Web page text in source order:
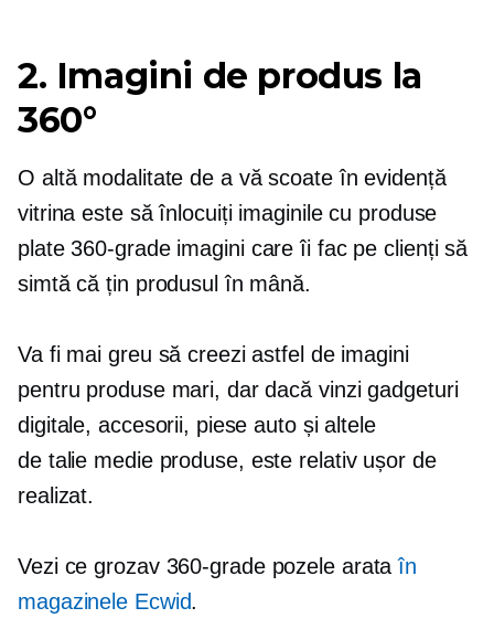
2. Imagini de produs la
360°
O altă modalitate de a vă scoate în evidență
vitrina este să înlocuiți imaginile cu produse
plate360-gradeimagini care îi fac pe clienți să
simtă că țin produsul în mână.
Va fi mai greu să creezi astfel de imagini
pentru produse mari, dar dacă vinzi gadgeturi
digitale, accesorii, piese auto și altele
de talie medieproduse, este relativ ușor de
realizat.
Vezi ce grozav 360-gradepozele arataîn
magazinele Ecwid.